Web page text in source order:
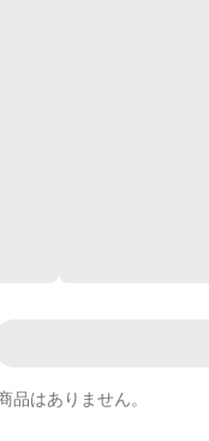
品はありません。